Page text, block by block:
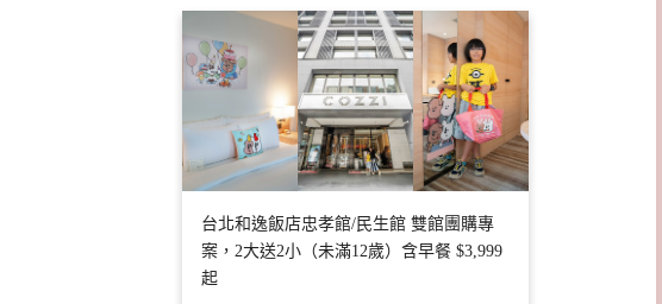
台北和逸飯店忠孝館/民生館 雙館團購專
案，2大送2小（未滿12歲）含早餐 $3,999
起